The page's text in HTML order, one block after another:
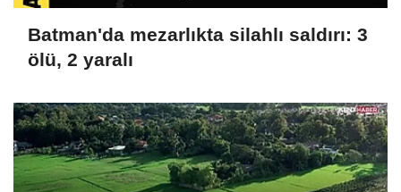
Batman'da mezarlıkta silahlı saldırı: 3
ölü, 2 yaralı